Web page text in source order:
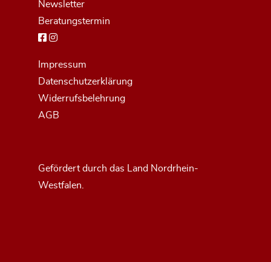
Newsletter
Beratungstermin
Impressum
Datenschutzerklärung
Widerrufsbelehrung
AGB
Gefördert durch das Land Nordrhein-
Westfalen.